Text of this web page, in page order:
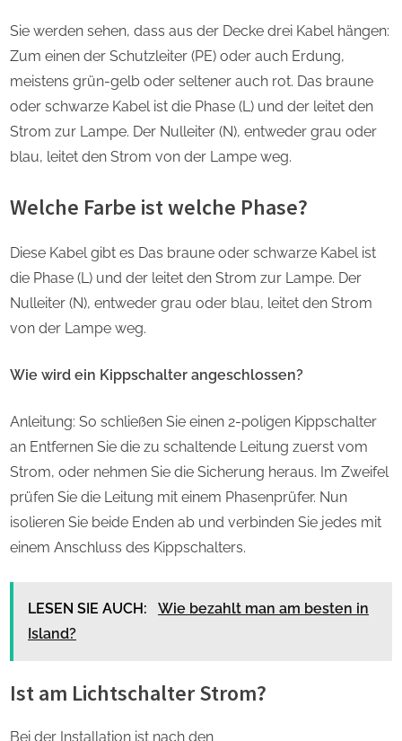
Sie werden sehen, dass aus der Decke drei Kabel hängen:
Zum einen der Schutzleiter (PE) oder auch Erdung,
meistens grün-gelb oder seltener auch rot. Das braune
oder schwarze Kabel ist die Phase (L) und der leitet den
Strom zur Lampe. Der Nulleiter (N), entweder grau oder
blau, leitet den Strom von der Lampe weg.
Welche Farbe ist welche Phase?
Diese Kabel gibt es Das braune oder schwarze Kabel ist
die Phase (L) und der leitet den Strom zur Lampe. Der
Nulleiter (N), entweder grau oder blau, leitet den Strom
von der Lampe weg.
Wie wird ein Kippschalter angeschlossen?
Anleitung: So schließen Sie einen 2-poligen Kippschalter
an Entfernen Sie die zu schaltende Leitung zuerst vom
Strom, oder nehmen Sie die Sicherung heraus. Im Zweifel
prüfen Sie die Leitung mit einem Phasenprüfer. Nun
isolieren Sie beide Enden ab und verbinden Sie jedes mit
einem Anschluss des Kippschalters.
LESEN SIE AUCH:
Wie bezahlt man am besten in
Island?
Ist am Lichtschalter Strom?
Bei der Installation ist nach den